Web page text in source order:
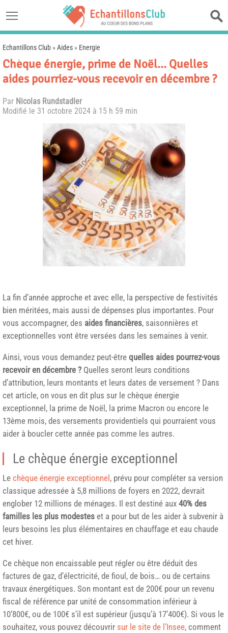
Echantillons Club »Aides » Energie
Chèque énergie, prime de Noël… Quelles
aides pourriez-vous recevoir en décembre ?
Par Nicolas Rundstadler
Modifié le 31 octobre 2024 à 15 h 59 min
La fin d’année approche et avec elle, la perspective de festivités
bien méritées, mais aussi de dépenses plus importantes. Pour
vous accompagner, des aides financières, saisonnières et
exceptionnelles vont être versées dans les semaines à venir.
Ainsi, vous vous demandez peut-être quelles aides pourrez-vous
recevoir en décembre ? Quelles seront leurs conditions
d’attribution, leurs montants et leurs dates de versement ? Dans
cet article, on vous en dit plus sur le chèque énergie
exceptionnel, la prime de Noël, la prime Macron ou encore le
13ème mois, des versements providentiels qui pourraient vous
aider à boucler cette année pas comme les autres.
Le chèque énergie exceptionnel
Le chèque énergie exceptionnel, prévu pour compléter sa version
classique adressée à 5,8 millions de foyers en 2022, devrait
englober 12 millions de ménages. Il est destiné aux 40% des
familles les plus modestes et a pour but de les aider à subvenir à
leurs besoins les plus élémentaires en chauffage et eau chaude
cet hiver.
Ce chèque non encaissable peut régler ou être déduit des
factures de gaz, d’électricité, de fioul, de bois… ou de certains
travaux énergétiques. Son montant est de 200€ pour un revenu
fiscal de référence par unité de consommation inférieur à
10’800€, ou de 100€ s’il est supérieur (jusqu’à 17’400€). Si vous le
souhaitez, vous pouvez découvrir sur le site de l’Insee, comment